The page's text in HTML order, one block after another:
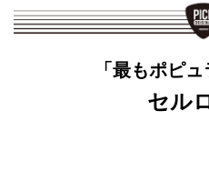
「最もポピ
セル